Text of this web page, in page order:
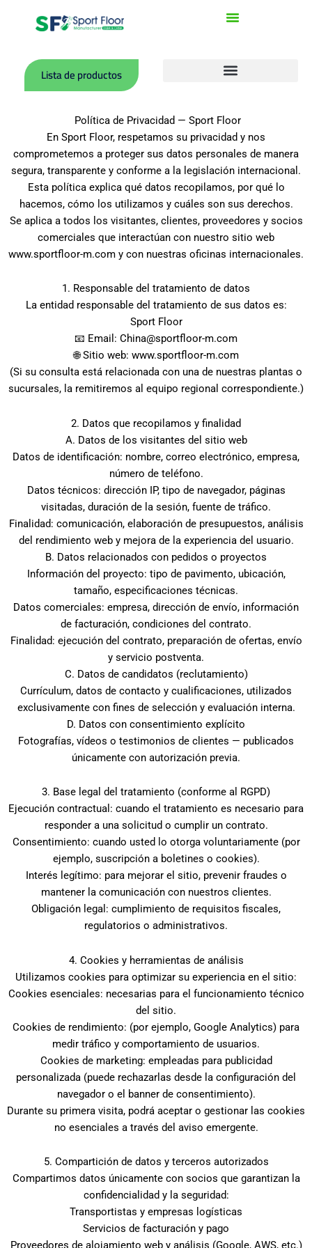
Lista de productos
Política de Privacidad — Sport Floor
En Sport Floor, respetamos su privacidad y nos
comprometemos a proteger sus datos personales de manera
segura, transparente y conforme a la legislación internacional.
Esta política explica qué datos recopilamos, por qué lo
hacemos, cómo los utilizamos y cuáles son sus derechos.
Se aplica a todos los visitantes, clientes, proveedores y socios
comerciales que interactúan con nuestro sitio web
www.sportfloor-m.com y con nuestras oficinas internacionales.
1. Responsable del tratamiento de datos
La entidad responsable del tratamiento de sus datos es:
Sport Floor
📧 Email: China@sportfloor-m.com
🌐 Sitio web: www.sportfloor-m.com
(Si su consulta está relacionada con una de nuestras plantas o
sucursales, la remitiremos al equipo regional correspondiente.)
2. Datos que recopilamos y finalidad
A. Datos de los visitantes del sitio web
Datos de identificación: nombre, correo electrónico, empresa,
número de teléfono.
Datos técnicos: dirección IP, tipo de navegador, páginas
visitadas, duración de la sesión, fuente de tráfico.
Finalidad: comunicación, elaboración de presupuestos, análisis
del rendimiento web y mejora de la experiencia del usuario.
B. Datos relacionados con pedidos o proyectos
Información del proyecto: tipo de pavimento, ubicación,
tamaño, especificaciones técnicas.
Datos comerciales: empresa, dirección de envío, información
de facturación, condiciones del contrato.
Finalidad: ejecución del contrato, preparación de ofertas, envío
y servicio postventa.
C. Datos de candidatos (reclutamiento)
Currículum, datos de contacto y cualificaciones, utilizados
exclusivamente con fines de selección y evaluación interna.
D. Datos con consentimiento explícito
Fotografías, vídeos o testimonios de clientes — publicados
únicamente con autorización previa.
3. Base legal del tratamiento (conforme al RGPD)
Ejecución contractual: cuando el tratamiento es necesario para
responder a una solicitud o cumplir un contrato.
Consentimiento: cuando usted lo otorga voluntariamente (por
ejemplo, suscripción a boletines o cookies).
Interés legítimo: para mejorar el sitio, prevenir fraudes o
mantener la comunicación con nuestros clientes.
Obligación legal: cumplimiento de requisitos fiscales,
regulatorios o administrativos.
4. Cookies y herramientas de análisis
Utilizamos cookies para optimizar su experiencia en el sitio:
Cookies esenciales: necesarias para el funcionamiento técnico
del sitio.
Cookies de rendimiento: (por ejemplo, Google Analytics) para
medir tráfico y comportamiento de usuarios.
Cookies de marketing: empleadas para publicidad
personalizada (puede rechazarlas desde la configuración del
navegador o el banner de consentimiento).
Durante su primera visita, podrá aceptar o gestionar las cookies
no esenciales a través del aviso emergente.
5. Compartición de datos y terceros autorizados
Compartimos datos únicamente con socios que garantizan la
confidencialidad y la seguridad:
Transportistas y empresas logísticas
Servicios de facturación y pago
Proveedores de alojamiento web y análisis (Google, AWS, etc.)